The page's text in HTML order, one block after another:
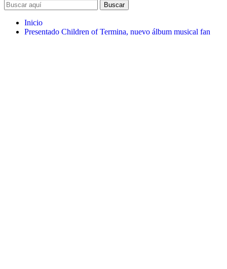
Buscar
Inicio
Presentado Children of Termina, nuevo álbum musical fan